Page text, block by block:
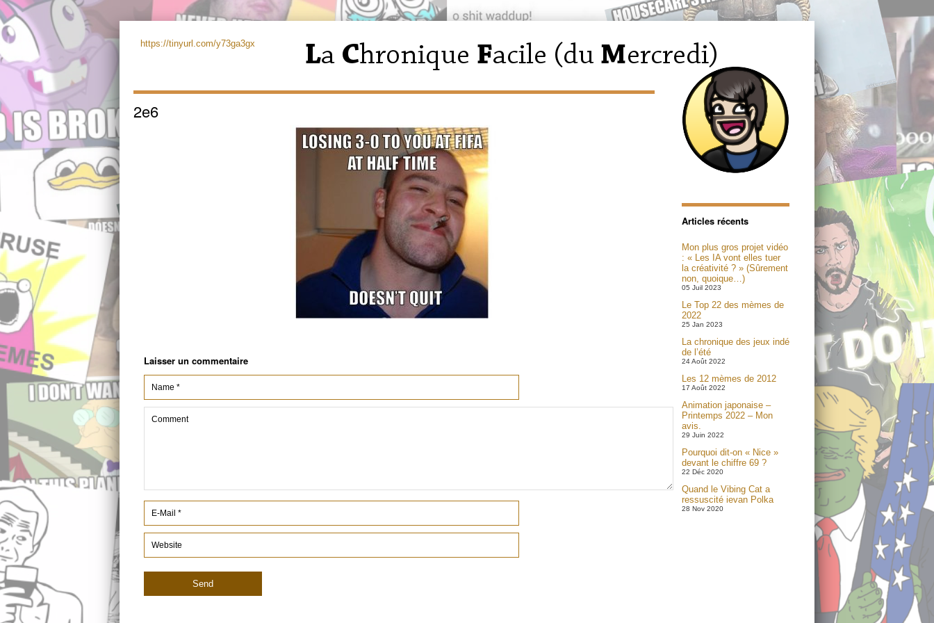
https://tinyurl.com/y73ga3gx
2e6
Laisser un commentaire
Articles récents
Mon plus gros projet vidéo
: « Les IA vont elles tuer
la créativité ? » (Sûrement
non, quoique…)
05 Juil 2023
Le Top 22 des mèmes de
2022
25 Jan 2023
La chronique des jeux indé
de l’été
24 Août 2022
Les 12 mèmes de 2012
17 Août 2022
Animation japonaise –
Printemps 2022 – Mon
avis.
29 Juin 2022
Pourquoi dit-on « Nice »
devant le chiffre 69 ?
22 Déc 2020
Quand le Vibing Cat a
ressuscité ievan Polka
28 Nov 2020